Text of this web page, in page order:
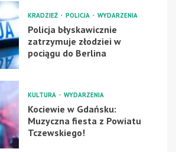
KRADZIEŻ POLICJA WYDARZENIA
Policja błyskawicznie
zatrzymuje złodziei w
pociągu do Berlina
KULTURA WYDARZENIA
Kociewie w Gdańsku:
Muzyczna fiesta z Powiatu
Tczewskiego!